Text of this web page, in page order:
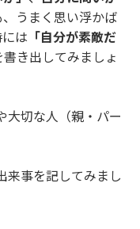
、うまく思い浮かば
は 「自分が素敵だ
書き出してみましょ
切な人（親・パー
事を記してみまし